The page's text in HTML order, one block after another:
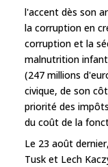
l'accent dès son
la corruption en
corruption et la
malnutrition
(247 millions
civique, de son
priorité des
du coût de la
Le 23 août
Tusk et Lech